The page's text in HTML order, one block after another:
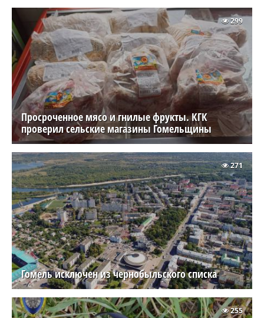
Просроченное мясо и гнилые фрукты. КГК
проверил сельские магазины Гомельщины
299
Гомель исключен из чернобыльского списка
271
255